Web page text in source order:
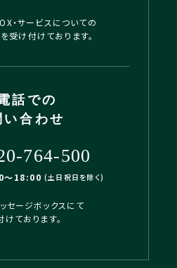
・サービスについての
受け付けております。
話での
い合わせ
764-500
〜18:00 (土日祝日を除く)
セージボックスにて
けております。